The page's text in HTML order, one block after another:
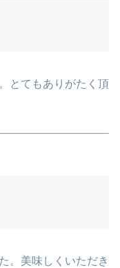
とてもありがたく頂
。美味しくいただき